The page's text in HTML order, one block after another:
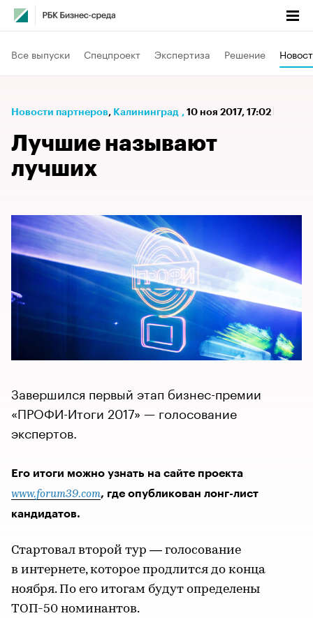
Все выпуски Спецпроект Экспертиза Решение
Новости партнеров⁠, Калининград , 10 ноя 2017, 17:02
Лучшие называют
лучших
Завершился первый этап бизнес-премии
«ПРОФИ-Итоги 2017» — голосование
экспертов.
Его итоги можно узнать на сайте проекта
www.forum39.com, где опубликован лонг-лист
кандидатов.
Стартовал второй тур — голосование
в интернете, которое продлится до конца
ноября. По его итогам будут определены
ТОП-50 номинантов.